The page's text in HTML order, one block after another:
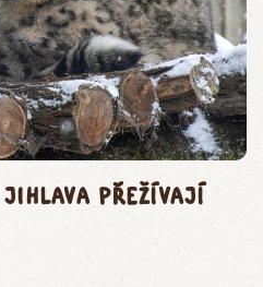
přežívají